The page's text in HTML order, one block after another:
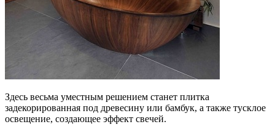
Здесь весьма уместным решением станет плитка
задекорированная под древесину или бамбук, а также тусклое
освещение, создающее эффект свечей.